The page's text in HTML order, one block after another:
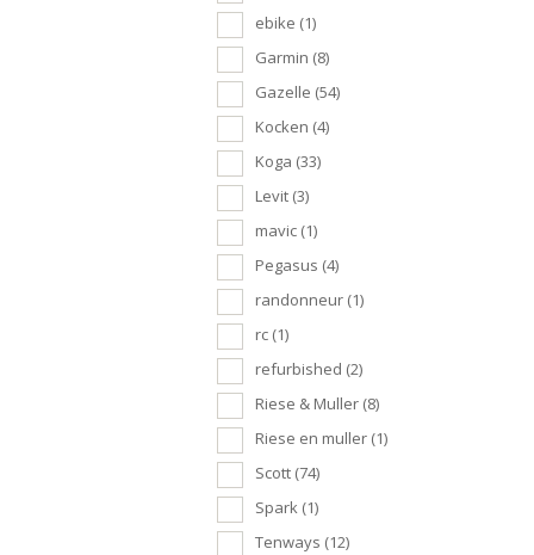
ebike (1)
Garmin (8)
Gazelle (54)
Kocken (4)
Koga (33)
Levit (3)
mavic (1)
Pegasus (4)
randonneur (1)
rc (1)
refurbished (2)
Riese & Muller (8)
Riese en muller (1)
Scott (74)
Spark (1)
Tenways (12)